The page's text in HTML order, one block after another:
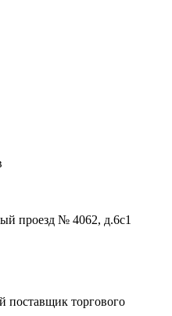
проезд № 4062, д.6с1
поставщик торгового